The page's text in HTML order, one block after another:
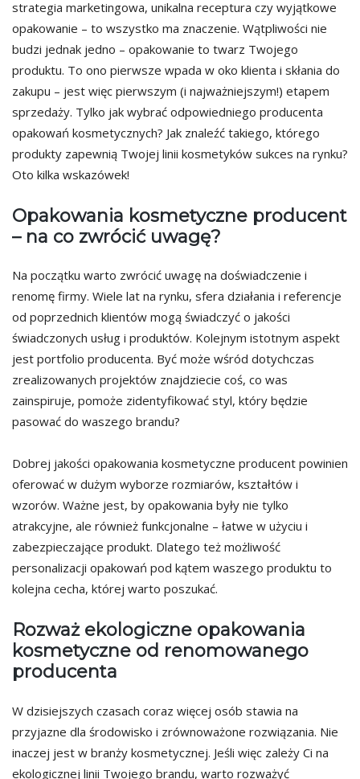
strategia marketingowa, unikalna receptura czy wyjątkowe
opakowanie – to wszystko ma znaczenie. Wątpliwości nie
budzi jednak jedno – opakowanie to twarz Twojego
produktu. To ono pierwsze wpada w oko klienta i skłania do
zakupu – jest więc pierwszym (i najważniejszym!) etapem
sprzedaży. Tylko jak wybrać odpowiedniego producenta
opakowań kosmetycznych? Jak znaleźć takiego, którego
produkty zapewnią Twojej linii kosmetyków sukces na rynku?
Oto kilka wskazówek!
Opakowania kosmetyczne producent
– na co zwrócić uwagę?
Na początku warto zwrócić uwagę na doświadczenie i
renomę firmy. Wiele lat na rynku, sfera działania i referencje
od poprzednich klientów mogą świadczyć o jakości
świadczonych usług i produktów. Kolejnym istotnym aspekt
jest portfolio producenta. Być może wśród dotychczas
zrealizowanych projektów znajdziecie coś, co was
zainspiruje, pomoże zidentyfikować styl, który będzie
pasować do waszego brandu?
Dobrej jakości opakowania kosmetyczne producent powinien
oferować w dużym wyborze rozmiarów, kształtów i
wzorów. Ważne jest, by opakowania były nie tylko
atrakcyjne, ale również funkcjonalne – łatwe w użyciu i
zabezpieczające produkt. Dlatego też możliwość
personalizacji opakowań pod kątem waszego produktu to
kolejna cecha, której warto poszukać.
Rozważ ekologiczne opakowania
kosmetyczne od renomowanego
producenta
W dzisiejszych czasach coraz więcej osób stawia na
przyjazne dla środowisko i zrównoważone rozwiązania. Nie
inaczej jest w branży kosmetycznej. Jeśli więc zależy Ci na
ekologicznej linii Twojego brandu, warto rozważyć